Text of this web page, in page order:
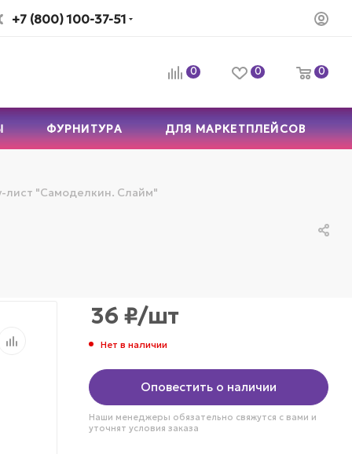
+7 (800) 100-37-51
0 0 0
ФУРНИТУРА ДЛЯ МАРКЕТПЛЕЙСОВ
лист "Самоделкин. Слайм"
36 ₽/шт
Нет в наличии
Оповестить о наличии
Наши менеджеры обязательно свяжутся с вами и
уточнят условия заказа